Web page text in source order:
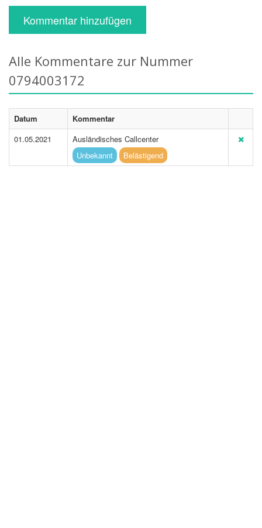
Kommentar hinzufügen
Alle Kommentare zur Nummer
0794003172
Datum
Kommentar
01.05.2021
Ausländisches Callcenter
Unbekannt
Belästigend